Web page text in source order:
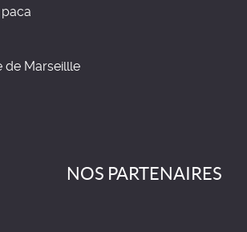
de Marseillle
NOS PARTENAIRES